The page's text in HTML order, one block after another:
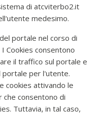
di atcviterbo2.it
medesimo.
portale nel corso di
Cookies consentono
il traffico sul portale e
portale per l'utente.
cookies attivando le
consentono di
Tuttavia, in tal caso,